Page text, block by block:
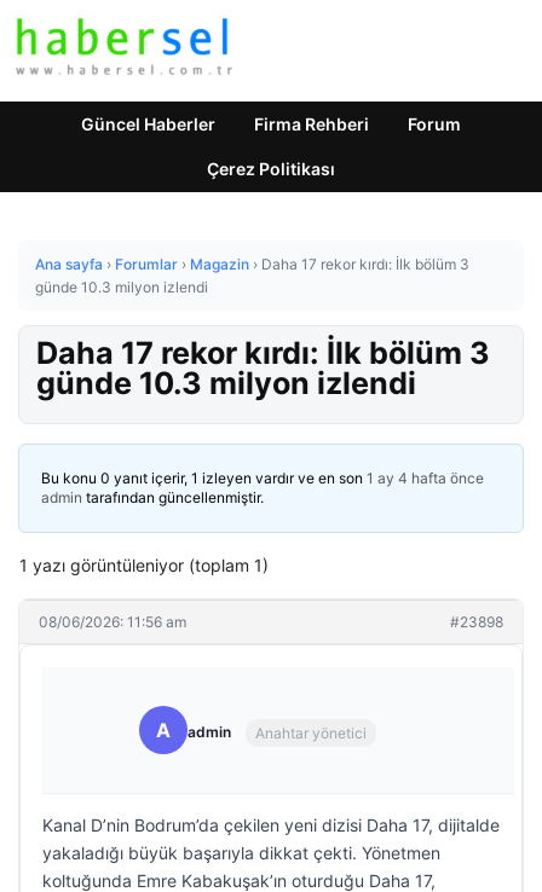
Güncel Haberler Firma Rehberi Forum
Çerez Politikası
Ana sayfa › Forumlar › Magazin › Daha 17 rekor kırdı: İlk bölüm 3
günde 10.3 milyon izlendi
Daha 17 rekor kırdı: İlk bölüm 3
günde 10.3 milyon izlendi
Bu konu 0 yanıt içerir, 1 izleyen vardır ve en son 1 ay 4 hafta önce
admin tarafından güncellenmiştir.
1 yazı görüntüleniyor (toplam 1)
08/06/2026: 11:56 am #23898
A admin Anahtar yönetici
Kanal D’nin Bodrum’da çekilen yeni dizisi Daha 17, dijitalde
yakaladığı büyük başarıyla dikkat çekti. Yönetmen
koltuğunda Emre Kabakuşak’ın oturduğu Daha 17,